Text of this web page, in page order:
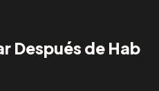
Después de Hab